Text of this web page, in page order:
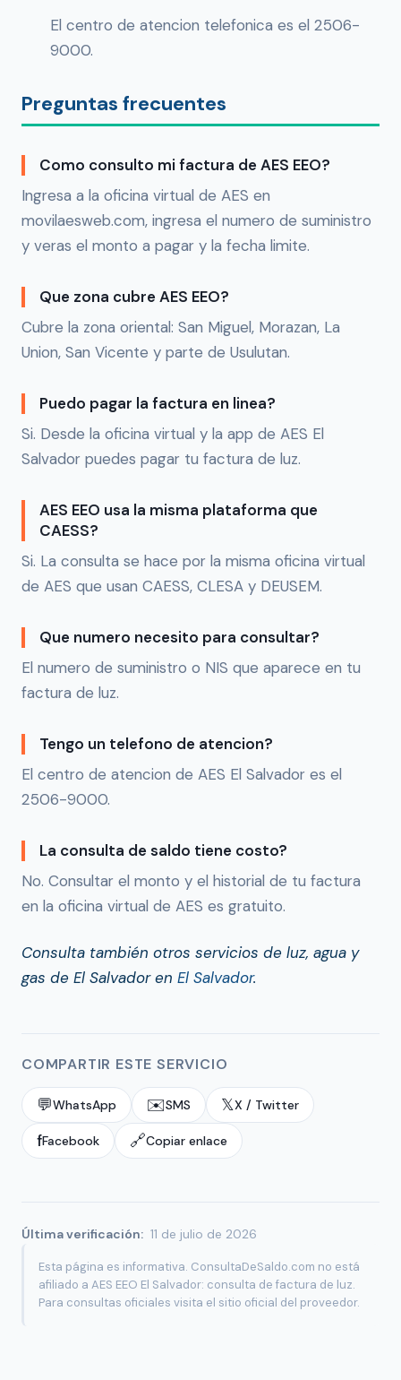
El centro de atencion telefonica es el 2506-
9000.
Preguntas frecuentes
Como consulto mi factura de AES EEO?
Ingresa a la oficina virtual de AES en
movilaesweb.com, ingresa el numero de suministro
y veras el monto a pagar y la fecha limite.
Que zona cubre AES EEO?
Cubre la zona oriental: San Miguel, Morazan, La
Union, San Vicente y parte de Usulutan.
Puedo pagar la factura en linea?
Si. Desde la oficina virtual y la app de AES El
Salvador puedes pagar tu factura de luz.
AES EEO usa la misma plataforma que
CAESS?
Si. La consulta se hace por la misma oficina virtual
de AES que usan CAESS, CLESA y DEUSEM.
Que numero necesito para consultar?
El numero de suministro o NIS que aparece en tu
factura de luz.
Tengo un telefono de atencion?
El centro de atencion de AES El Salvador es el
2506-9000.
La consulta de saldo tiene costo?
No. Consultar el monto y el historial de tu factura
en la oficina virtual de AES es gratuito.
Consulta también otros servicios de luz, agua y
gas de El Salvador en El Salvador.
COMPARTIR ESTE SERVICIO
💬WhatsApp ✉️SMS 𝕏X / Twitter
fFacebook 🔗Copiar enlace
Última verificación: 11 de julio de 2026
Esta página es informativa. ConsultaDeSaldo.com no está
afiliado a AES EEO El Salvador: consulta de factura de luz.
Para consultas oficiales visita el sitio oficial del proveedor.